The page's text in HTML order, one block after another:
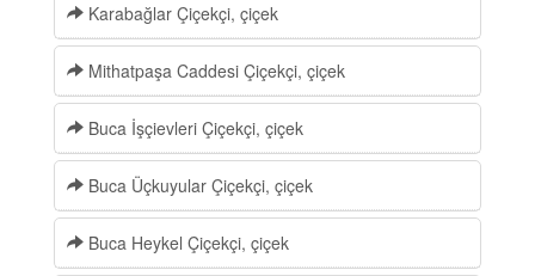
Karabağlar Çiçekçi, çiçek
Mithatpaşa Caddesi Çiçekçi, çiçek
Buca İşçievleri Çiçekçi, çiçek
Buca Üçkuyular Çiçekçi, çiçek
Buca Heykel Çiçekçi, çiçek